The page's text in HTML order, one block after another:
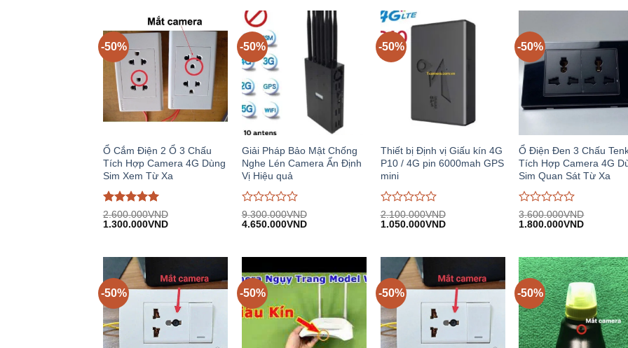
-50%
Ổ Cắm Điện 2 Ổ 3 Chấu
Tích Hợp Camera 4G Dùng
Sim Xem Từ Xa
Được đánh
giá5trên
2.600.000VND
Giá
1.300.000VNDGiá
-50%
Giải Pháp Bảo Mật Chống
Nghe Lén Camera Ẩn Định
Vị Hiệu quả
Được
đánh
trên
9.300.000VND
Giá
4.650.000VNDGiá
-50%
Thiết bị Định vị Giấu kín 4G
P10 / 4G pin 6000mah GPS
mini
Được
đánh
trên
2.100.000VND
Giá
1.050.000VNDGiá
-50%
Ổ Điện Đen 3 Chấu
Tích Hợp Camera 4G
Sim Quan Sát Từ Xa
Được
đánh
trên
5
3.600.000VND
Giá
1.800.000VNDGiá
-50% -50% -50% -50%